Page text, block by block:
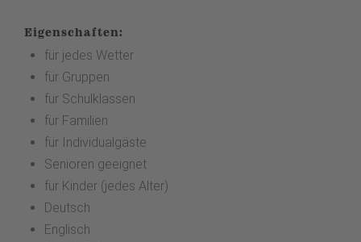
Eigenschaften:
für jedes Wetter
für Gruppen
für Schulklassen
für Familien
für Individualgäste
Senioren geeignet
für Kinder (jedes Alter)
Deutsch
Englisch